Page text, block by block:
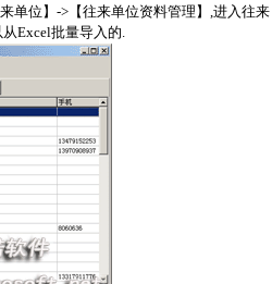
单位】->【往来单位资料管理】,进入往来
Excel批量导入的.